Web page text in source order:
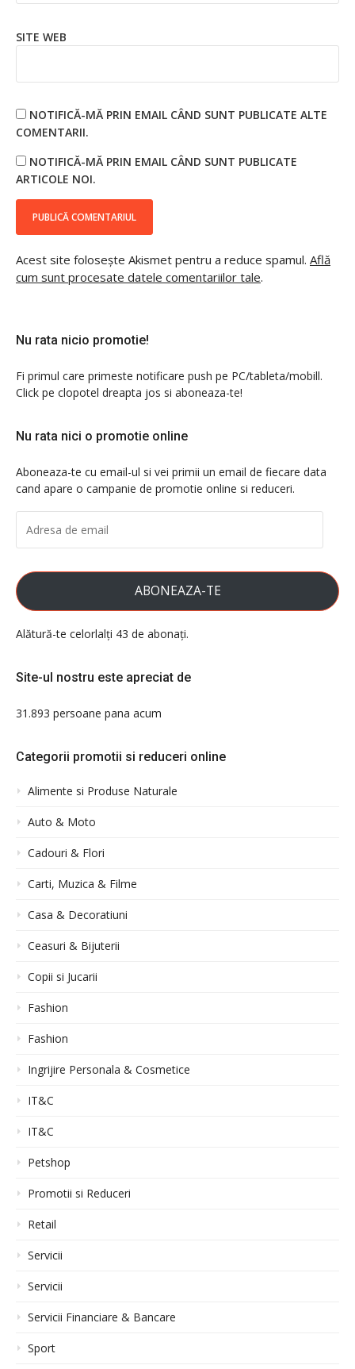
SITE WEB
NOTIFICĂ-MĂ PRIN EMAIL CÂND SUNT PUBLICATE ALTE
COMENTARII.
NOTIFICĂ-MĂ PRIN EMAIL CÂND SUNT PUBLICATE
ARTICOLE NOI.
Acest site folosește Akismet pentru a reduce spamul. Află
cum sunt procesate datele comentariilor tale.
Nu rata nicio promotie!
Fi primul care primeste notificare push pe PC/tableta/mobill.
Click pe clopotel dreapta jos si aboneaza-te!
Nu rata nici o promotie online
Aboneaza-te cu email-ul si vei primii un email de fiecare data
cand apare o campanie de promotie online si reduceri.
DE
EMAIL
ABONEAZA-TE
Alătură-te celorlalți 43 de abonați.
Site-ul nostru este apreciat de
31.893 persoane pana acum
Categorii promotii si reduceri online
Alimente si Produse Naturale
Auto & Moto
Cadouri & Flori
Carti, Muzica & Filme
Casa & Decoratiuni
Ceasuri & Bijuterii
Copii si Jucarii
Fashion
Fashion
Ingrijire Personala & Cosmetice
IT&C
IT&C
Petshop
Promotii si Reduceri
Retail
Servicii
Servicii
Servicii Financiare & Bancare
Sport